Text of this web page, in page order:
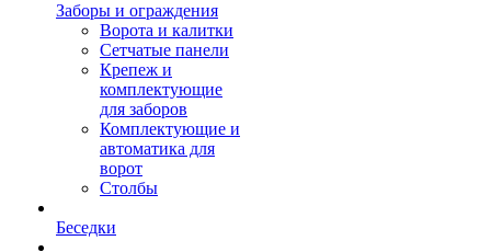
Заборы и ограждения
Ворота и калитки
Сетчатые панели
Крепеж и
комплектующие
для заборов
Комплектующие и
автоматика для
ворот
Столбы
Беседки